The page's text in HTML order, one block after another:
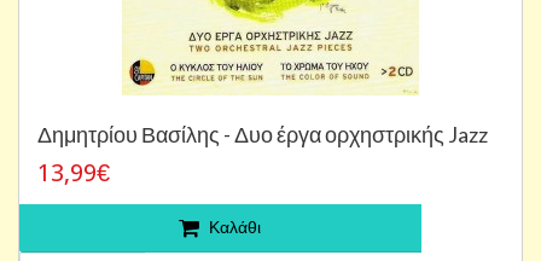
Δημητρίου Βασίλης - Δυο έργα ορχηστρικής Jazz
13,99€
Καλάθι